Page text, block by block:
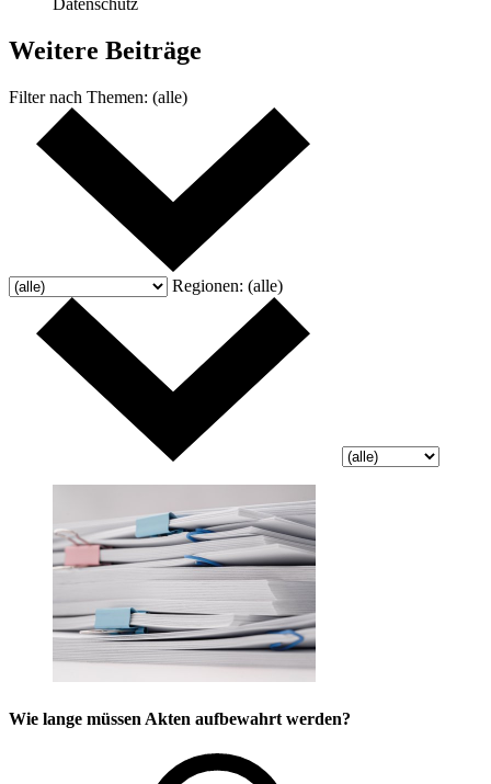
Datenschutz
Weitere Beiträge
Filter nach Themen: (alle)
Regionen: (alle)
Wie lange müssen Akten aufbewahrt werden?